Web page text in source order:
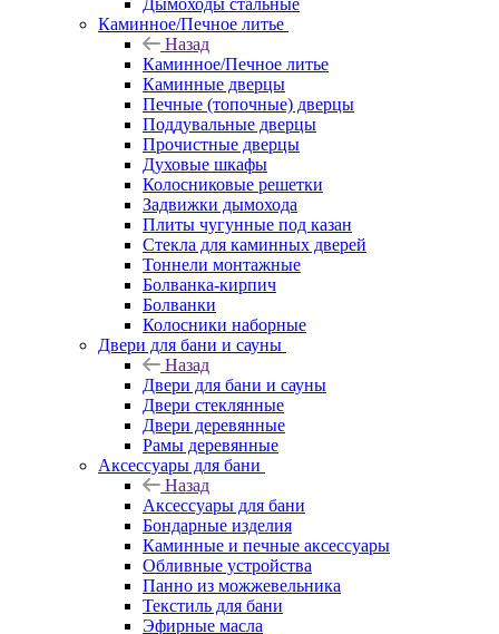
Дымоходы стальные
Каминное/Печное литье
Назад
Каминное/Печное литье
Каминные дверцы
Печные (топочные) дверцы
Поддувальные дверцы
Прочистные дверцы
Духовые шкафы
Колосниковые решетки
Задвижки дымохода
Плиты чугунные под казан
Стекла для каминных дверей
Тоннели монтажные
Болванка-кирпич
Болванки
Колосники наборные
Двери для бани и сауны
Назад
Двери для бани и сауны
Двери стеклянные
Двери деревянные
Рамы деревянные
Аксессуары для бани
Назад
Аксессуары для бани
Бондарные изделия
Каминные и печные аксессуары
Обливные устройства
Панно из можжевельника
Текстиль для бани
Эфирные масла